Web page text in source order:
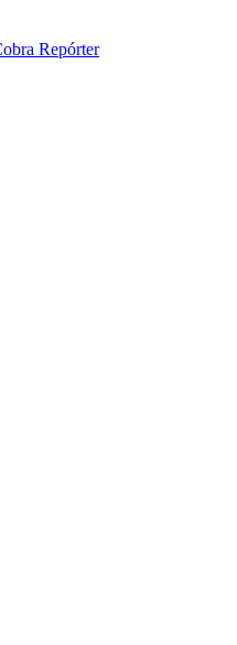
Repórter